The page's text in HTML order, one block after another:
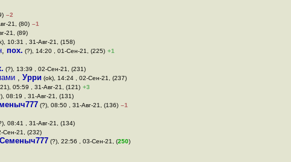
–2
21, (80) –1
21, (89)
10:31 , 31-Авг-21, (158)
, пох. (?), 14:20 , 01-Сен-21, (225) +1
(?), 13:39 , 02-Сен-21, (231)
, Урри (ok), 14:24 , 02-Сен-21, (237)
05:59 , 31-Авг-21, (121) +3
08:19 , 31-Авг-21, (131)
(?), 08:50 , 31-Авг-21, (136) –1
08:41 , 31-Авг-21, (134)
Сен-21, (232)
(?), 22:56 , 03-Сен-21, (250)